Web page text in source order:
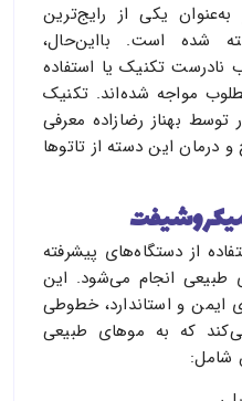
یکی از رایج‌ترین
شده است. بااین‌حال،
نادرست تکنیک یا استفاده
مواجه شده‌اند. تکنیک
توسط بهناز رضازاده معرفی
درمان این دسته از تاتوها
از دستگاه‌های پیشرفته
انجام می‌شود. این
ایمن و استاندارد، خطوطی
که به موهای طبیعی
شامل: